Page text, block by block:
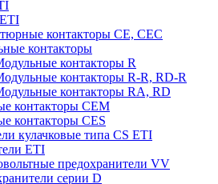
контакторы CE, CEC
контакторы
контакторы R
контакторы R-R, RD-R
контакторы RA, RD
контакторы CEM
контакторы CES
кулачковые типа CS ETI
ETI
предохранители VV
серии D